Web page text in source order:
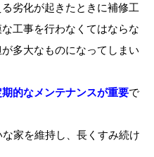
劣化が起きたときに補修工
工事を行わなくてはならな
多大なものになってしまい
期的なメンテナンスが重要で
な家を維持し、長くすみ続け